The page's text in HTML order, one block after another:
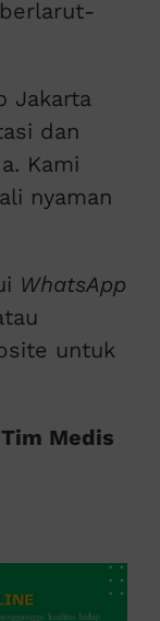
Jakarta
dan
Kami
nyaman
WhatsApp
untuk
Medis